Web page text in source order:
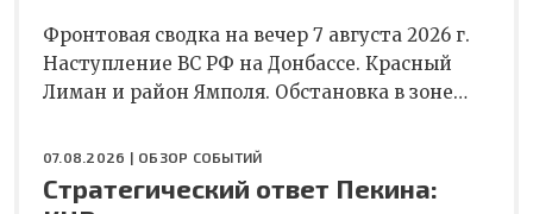
Фронтовая сводка на вечер 7 августа 2026 г.
Наступление ВС РФ на Донбассе. Красный
Лиман и район Ямполя. Обстановка в зоне…
07.08.2026 | ОБЗОР СОБЫТИЙ
Стратегический ответ Пекина: